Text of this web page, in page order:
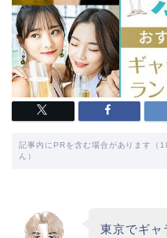
記事内にPRを含む場合があります（
ん）
東京でギャ